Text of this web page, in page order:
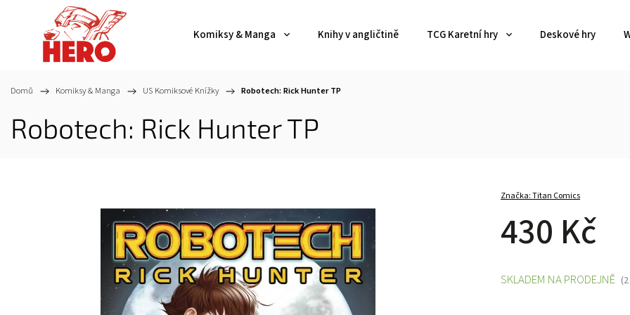
Komiksy & Manga Knihy v angličtině TCG Karetní hry Deskové hry
Domů / Komiksy & Manga / US Komiksové Knížky / Robotech: Rick Hunter TP
Robotech: Rick Hunter TP
Značka:Titan Comics
430 Kč
SKLADEM NA PRODEJNĚ